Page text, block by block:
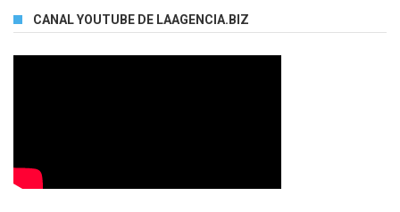
CANAL YOUTUBE DE LAAGENCIA.BIZ